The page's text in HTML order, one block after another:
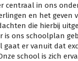
centraal in ons
en het geven
die hierbij
ons schoolplan
gaat er vanuit dat
school is zich